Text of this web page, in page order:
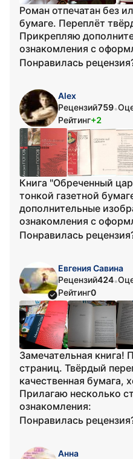
Роман отпечатан без
бумаге. Переплёт
Прикрепляю
ознакомления с
Понравилась
Alex
Рецензий759•
Рейтинг+2
Книга "Обреченный
тонкой газетной
дополнительные
ознакомления с
Понравилась
Евгения Савина
Рецензий424•
Рейтинг0
Замечательная книга!
страниц. Твёрдый
качественная бумага,
Прилагаю несколько
ознакомления:
Понравилась
Анна